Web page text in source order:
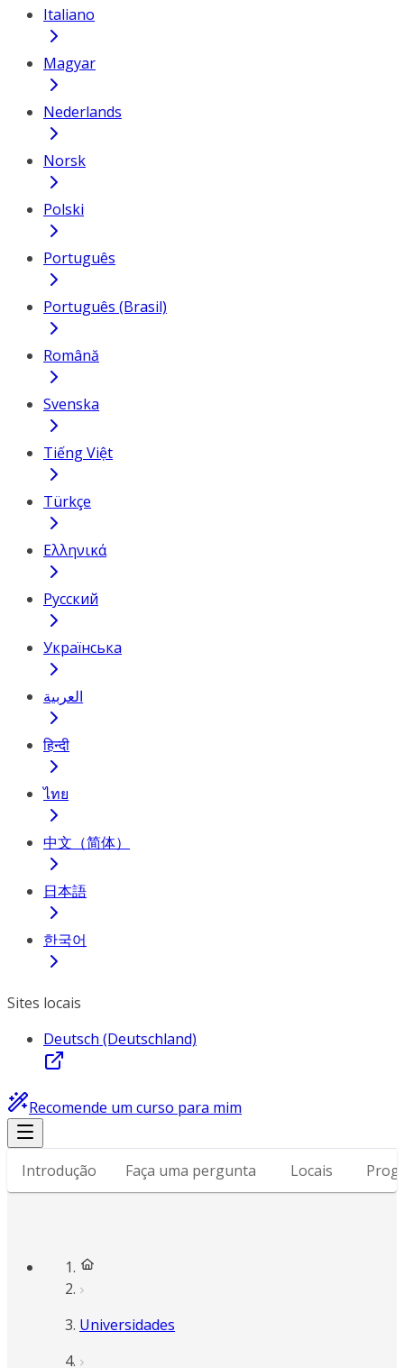
Italiano
Magyar
Nederlands
Norsk
Polski
Português
Português (Brasil)
Română
Svenska
Tiếng Việt
Türkçe
Ελληνικά
Русский
Українська
العربية
हिन्दी
ไทย
中文（简体）
日本語
한국어
Sites locais
Deutsch (Deutschland)
Recomende um curso para mim
Introdução Faça uma pergunta Locais
Universidades